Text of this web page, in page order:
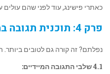
כאתרי פישינג, עוד לפני שהם
פרק 4: תוכנית תגובה במקרה של חשיפה
נפלתם? זה קורה גם לטובים
4.1 שלבי התגובה המיידיים: